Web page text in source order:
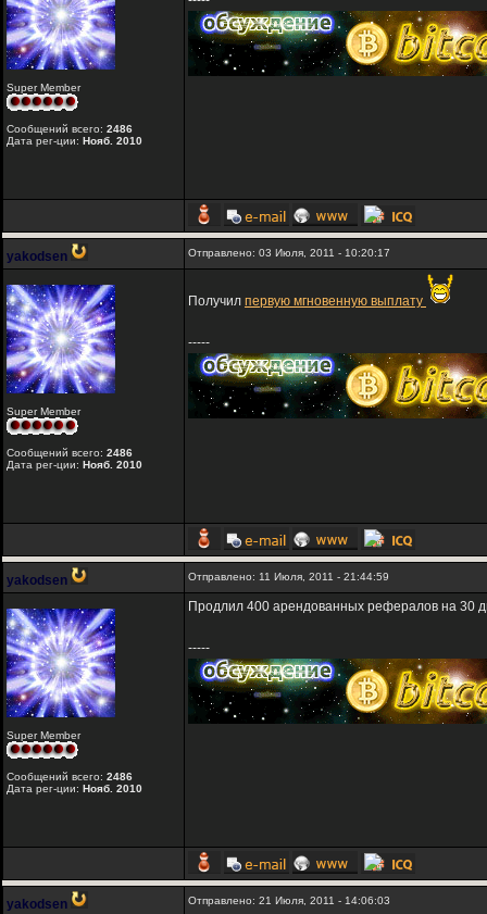
Super Member
Сообщений всего: 2486
Дата рег-ции: Нояб. 2010
yakodsen Отправлено: 03 Июля, 2011 - 10:20:17
Super Member
Сообщений всего: 2486
Дата рег-ции: Нояб. 2010
Получил первую мгновенную выплату
-----
yakodsen Отправлено: 11 Июля, 2011 - 21:44:59
Super Member
Сообщений всего: 2486
Дата рег-ции: Нояб. 2010
Продлил 400 арендованных рефералов на 30
-----
yakodsen Отправлено: 21 Июля, 2011 - 14:06:03